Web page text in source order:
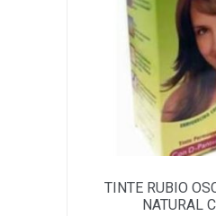
TINTE RUBIO
NATURAL